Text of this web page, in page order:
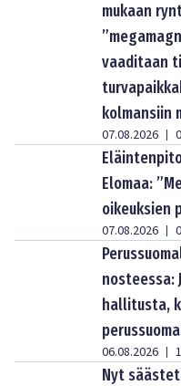
mukaan
vaaditaan
kolmansiin
07.08.2026 |
Elomaa:
oikeuksien
07.08.2026 |
nosteessa:
hallitusta,
06.08.2026 |
Nyt